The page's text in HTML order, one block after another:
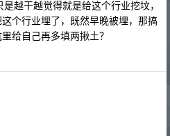
越干越觉得就是给这个行业挖坟，
个行业埋了，既然早晚被埋，那搞
给自己再多填两揪土？